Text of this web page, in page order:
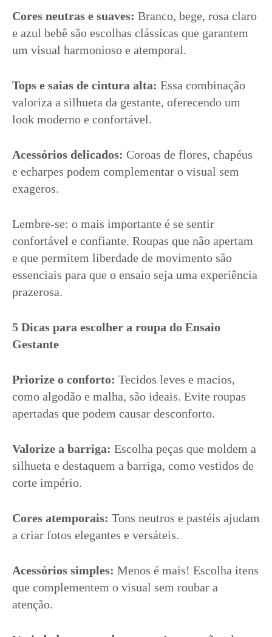
Cores neutras e suaves: Branco, bege, rosa claro
e azul bebê são escolhas clássicas que garantem
um visual harmonioso e atemporal.
Tops e saias de cintura alta: Essa combinação
valoriza a silhueta da gestante, oferecendo um
look moderno e confortável.
Acessórios delicados: Coroas de flores, chapéus
e echarpes podem complementar o visual sem
exageros.
Lembre-se: o mais importante é se sentir
confortável e confiante. Roupas que não apertam
e que permitem liberdade de movimento são
essenciais para que o ensaio seja uma experiência
prazerosa.
5 Dicas para escolher a roupa do Ensaio
Gestante
Priorize o conforto: Tecidos leves e macios,
como algodão e malha, são ideais. Evite roupas
apertadas que podem causar desconforto.
Valorize a barriga: Escolha peças que moldem a
silhueta e destaquem a barriga, como vestidos de
corte império.
Cores atemporais: Tons neutros e pastéis ajudam
a criar fotos elegantes e versáteis.
Acessórios simples: Menos é mais! Escolha itens
que complementem o visual sem roubar a
atenção.